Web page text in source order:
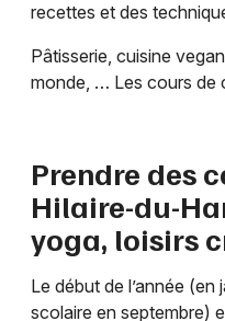
recettes et des
Pâtisserie, cuisine
monde, … Les cours de
Prendre des
Hilaire-du-
yoga, loisirs
Le début de l’année
scolaire en septembre)